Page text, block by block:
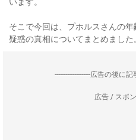
そこで今回は、プホルスさんの
疑惑の真相についてまとめました
--------------------広告の後に
広告 / スポ